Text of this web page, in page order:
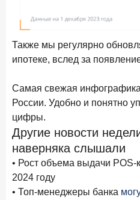
10 марта 2026 года
вкладов
6 марта 2026 года
По итогам февраля 2026
составил 748,4 млрд руб.
25 февраля 2026 года
Ипотека. Итоги работы
в январе 2026 года
Также мы регулярно
ипотеке, вслед за
Самая свежая
России. Удобно и понятно
цифры.
Другие новости
наверняка слышали
• Рост объема выдачи POS-
2024 году
• Топ-менеджеры банка